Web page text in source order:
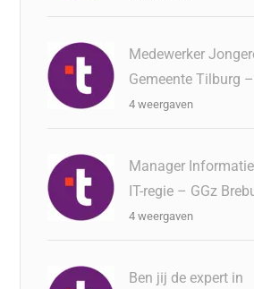
Medewerker
Gemeente Tilburg
4 weergaven
Manager
IT-regie – GGz
4 weergaven
Ben jij de expert in